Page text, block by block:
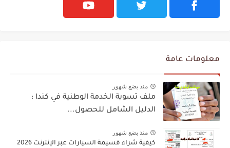
معلومات عامة
منذ بضع شهور
ملف تسوية الخدمة الوطنية في كندا :
الدليل الشامل للحصول...
منذ بضع شهور
كيفية شراء قسيمة السيارات عبر الإنترنت 2026